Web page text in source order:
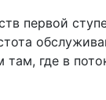
первой
где в